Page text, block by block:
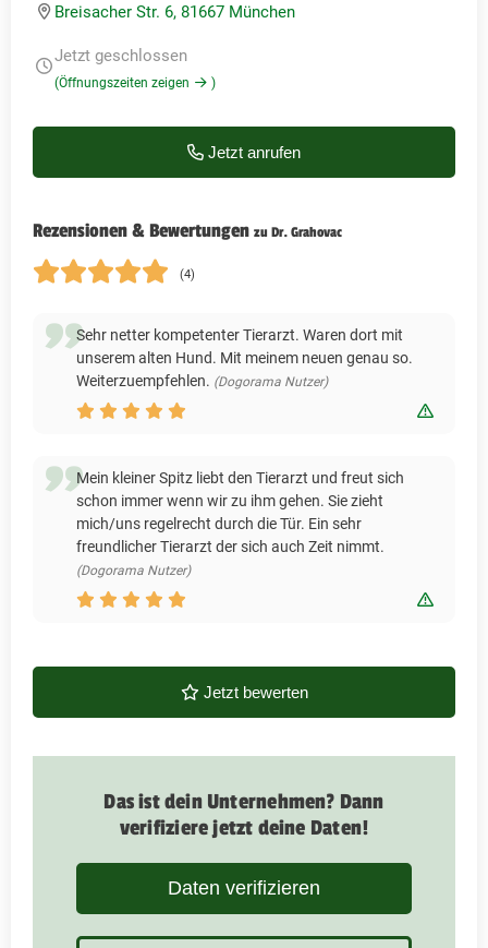
Breisacher Str. 6, 81667 München
Jetzt geschlossen
(Öffnungszeiten zeigen )
Jetzt anrufen
Rezensionen & Bewertungen zu Dr. Grahovac
(4)
Sehr netter kompetenter Tierarzt. Waren dort mit
unserem alten Hund. Mit meinem neuen genau so.
Weiterzuempfehlen. (Dogorama Nutzer)
Mein kleiner Spitz liebt den Tierarzt und freut sich
schon immer wenn wir zu ihm gehen. Sie zieht
mich/uns regelrecht durch die Tür. Ein sehr
freundlicher Tierarzt der sich auch Zeit nimmt.
(Dogorama Nutzer)
Jetzt bewerten
Das ist dein Unternehmen? Dann
verifiziere jetzt deine Daten!
Daten verifizieren